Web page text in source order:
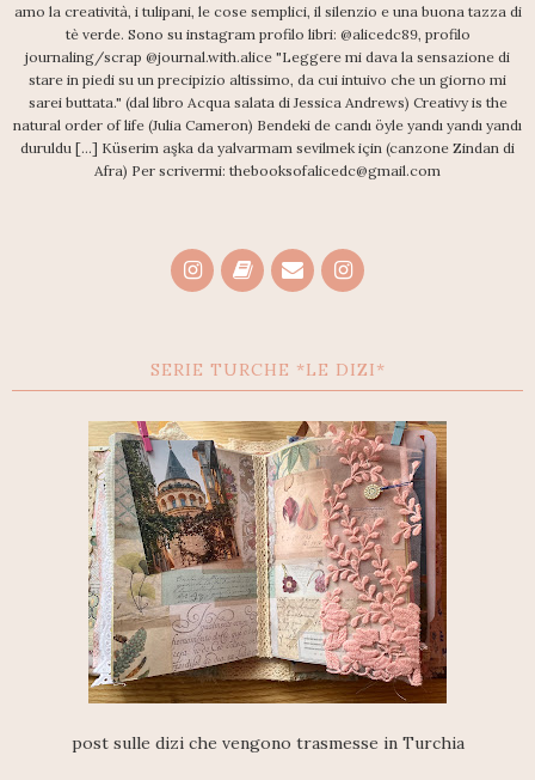
amo la creatività, i tulipani, le cose semplici, il silenzio e una buona tazza di
tè verde. Sono su instagram profilo libri: @alicedc89, profilo
journaling/scrap @journal.with.alice "Leggere mi dava la sensazione di
stare in piedi su un precipizio altissimo, da cui intuivo che un giorno mi
sarei buttata." (dal libro Acqua salata di Jessica Andrews) Creativy is the
natural order of life (Julia Cameron) Bendeki de candı öyle yandı yandı yandı
duruldu [...] Küserim aşka da yalvarmam sevilmek için (canzone Zindan di
Afra) Per scrivermi: thebooksofalicedc@gmail.com
SERIE TURCHE *LE DIZI*
post sulle dizi che vengono trasmesse in Turchia